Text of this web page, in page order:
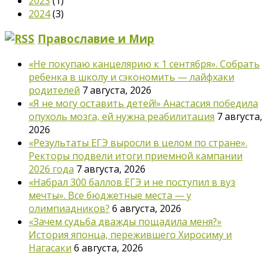
2024(3)
Православие и Мир
«Не покупаю канцелярию к 1 сентября». Собрать
ребенка в школу и сэкономить — лайфхаки
родителей 7 августа, 2026
«Я не могу оставить детей!» Анастасия победила
опухоль мозга, ей нужна реабилитация 7 августа,
2026
«Результаты ЕГЭ выросли в целом по стране».
Ректоры подвели итоги приемной кампании
2026 года 7 августа, 2026
«Набрал 300 баллов ЕГЭ и не поступил в вуз
мечты». Все бюджетные места — у
олимпиадников? 6 августа, 2026
«Зачем судьба дважды пощадила меня?»
История японца, пережившего Хиросиму и
Нагасаки 6 августа, 2026